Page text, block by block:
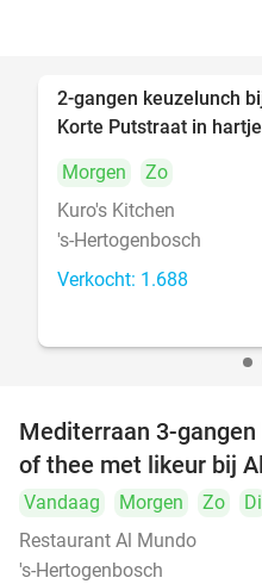
2-gangen keuzelunch
Korte Putstraat in
Morgen
Zo
Kuro's Kitchen
's-Hertogenbosch
Verkocht: 1.688
Mediterraan 3-
of thee met likeur bij
Vandaag Morgen Zo Di
Restaurant Al Mundo
's-Hertogenbosch